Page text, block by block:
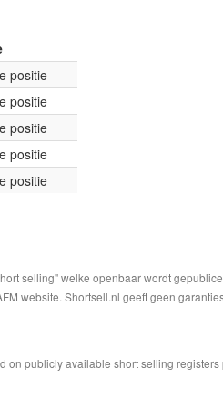
positie
positie
positie
positie
positie
selling" welke openbaar wordt
website. Shortsell.nl geeft geen
on publicly available short selling